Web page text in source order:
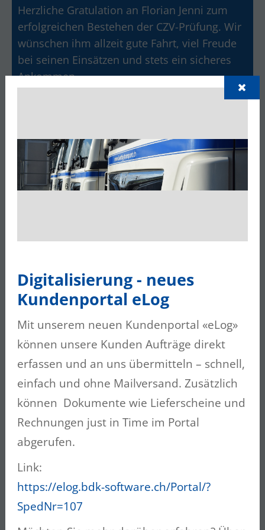
Digitalisierung - neues
Kundenportal eLog
Mit unserem neuen Kundenportal «eLog»
können unsere Kunden Aufträge direkt
erfassen und an uns übermitteln – schnell,
einfach und ohne Mailversand. Zusätzlich
können Dokumente wie Lieferscheine und
Rechnungen just in Time im Portal
abgerufen.
Link:
https://elog.bdk-software.ch/Portal/?
SpedNr=107
Herzliche Gratulation an Florian Jenni zum
erfolgreichen Bestehen der CZV-Prüfung. Wir
wünschen ihm allzeit gute Fahrt, viel Freude
bei seinen Einsätzen und stets ein sicheres
Ankommen.
Unser Mitarbeiter Jacek Rogowski hat
erfolgreich die Anhängerprüfung Kat. C/E
bestanden. Herzliche Gratulation! Wir
wünschen ihm weiterhin gute und unfallfreie
Fahrt.